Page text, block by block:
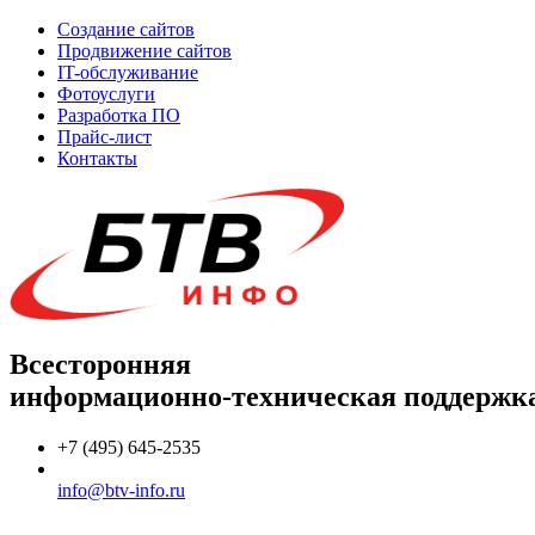
Создание сайтов
Продвижение сайтов
IT-обслуживание
Фотоуслуги
Разработка ПО
Прайс-лист
Контакты
Всесторонняя
информационно-техническая
+7 (495) 645-2535
info@btv-info.ru